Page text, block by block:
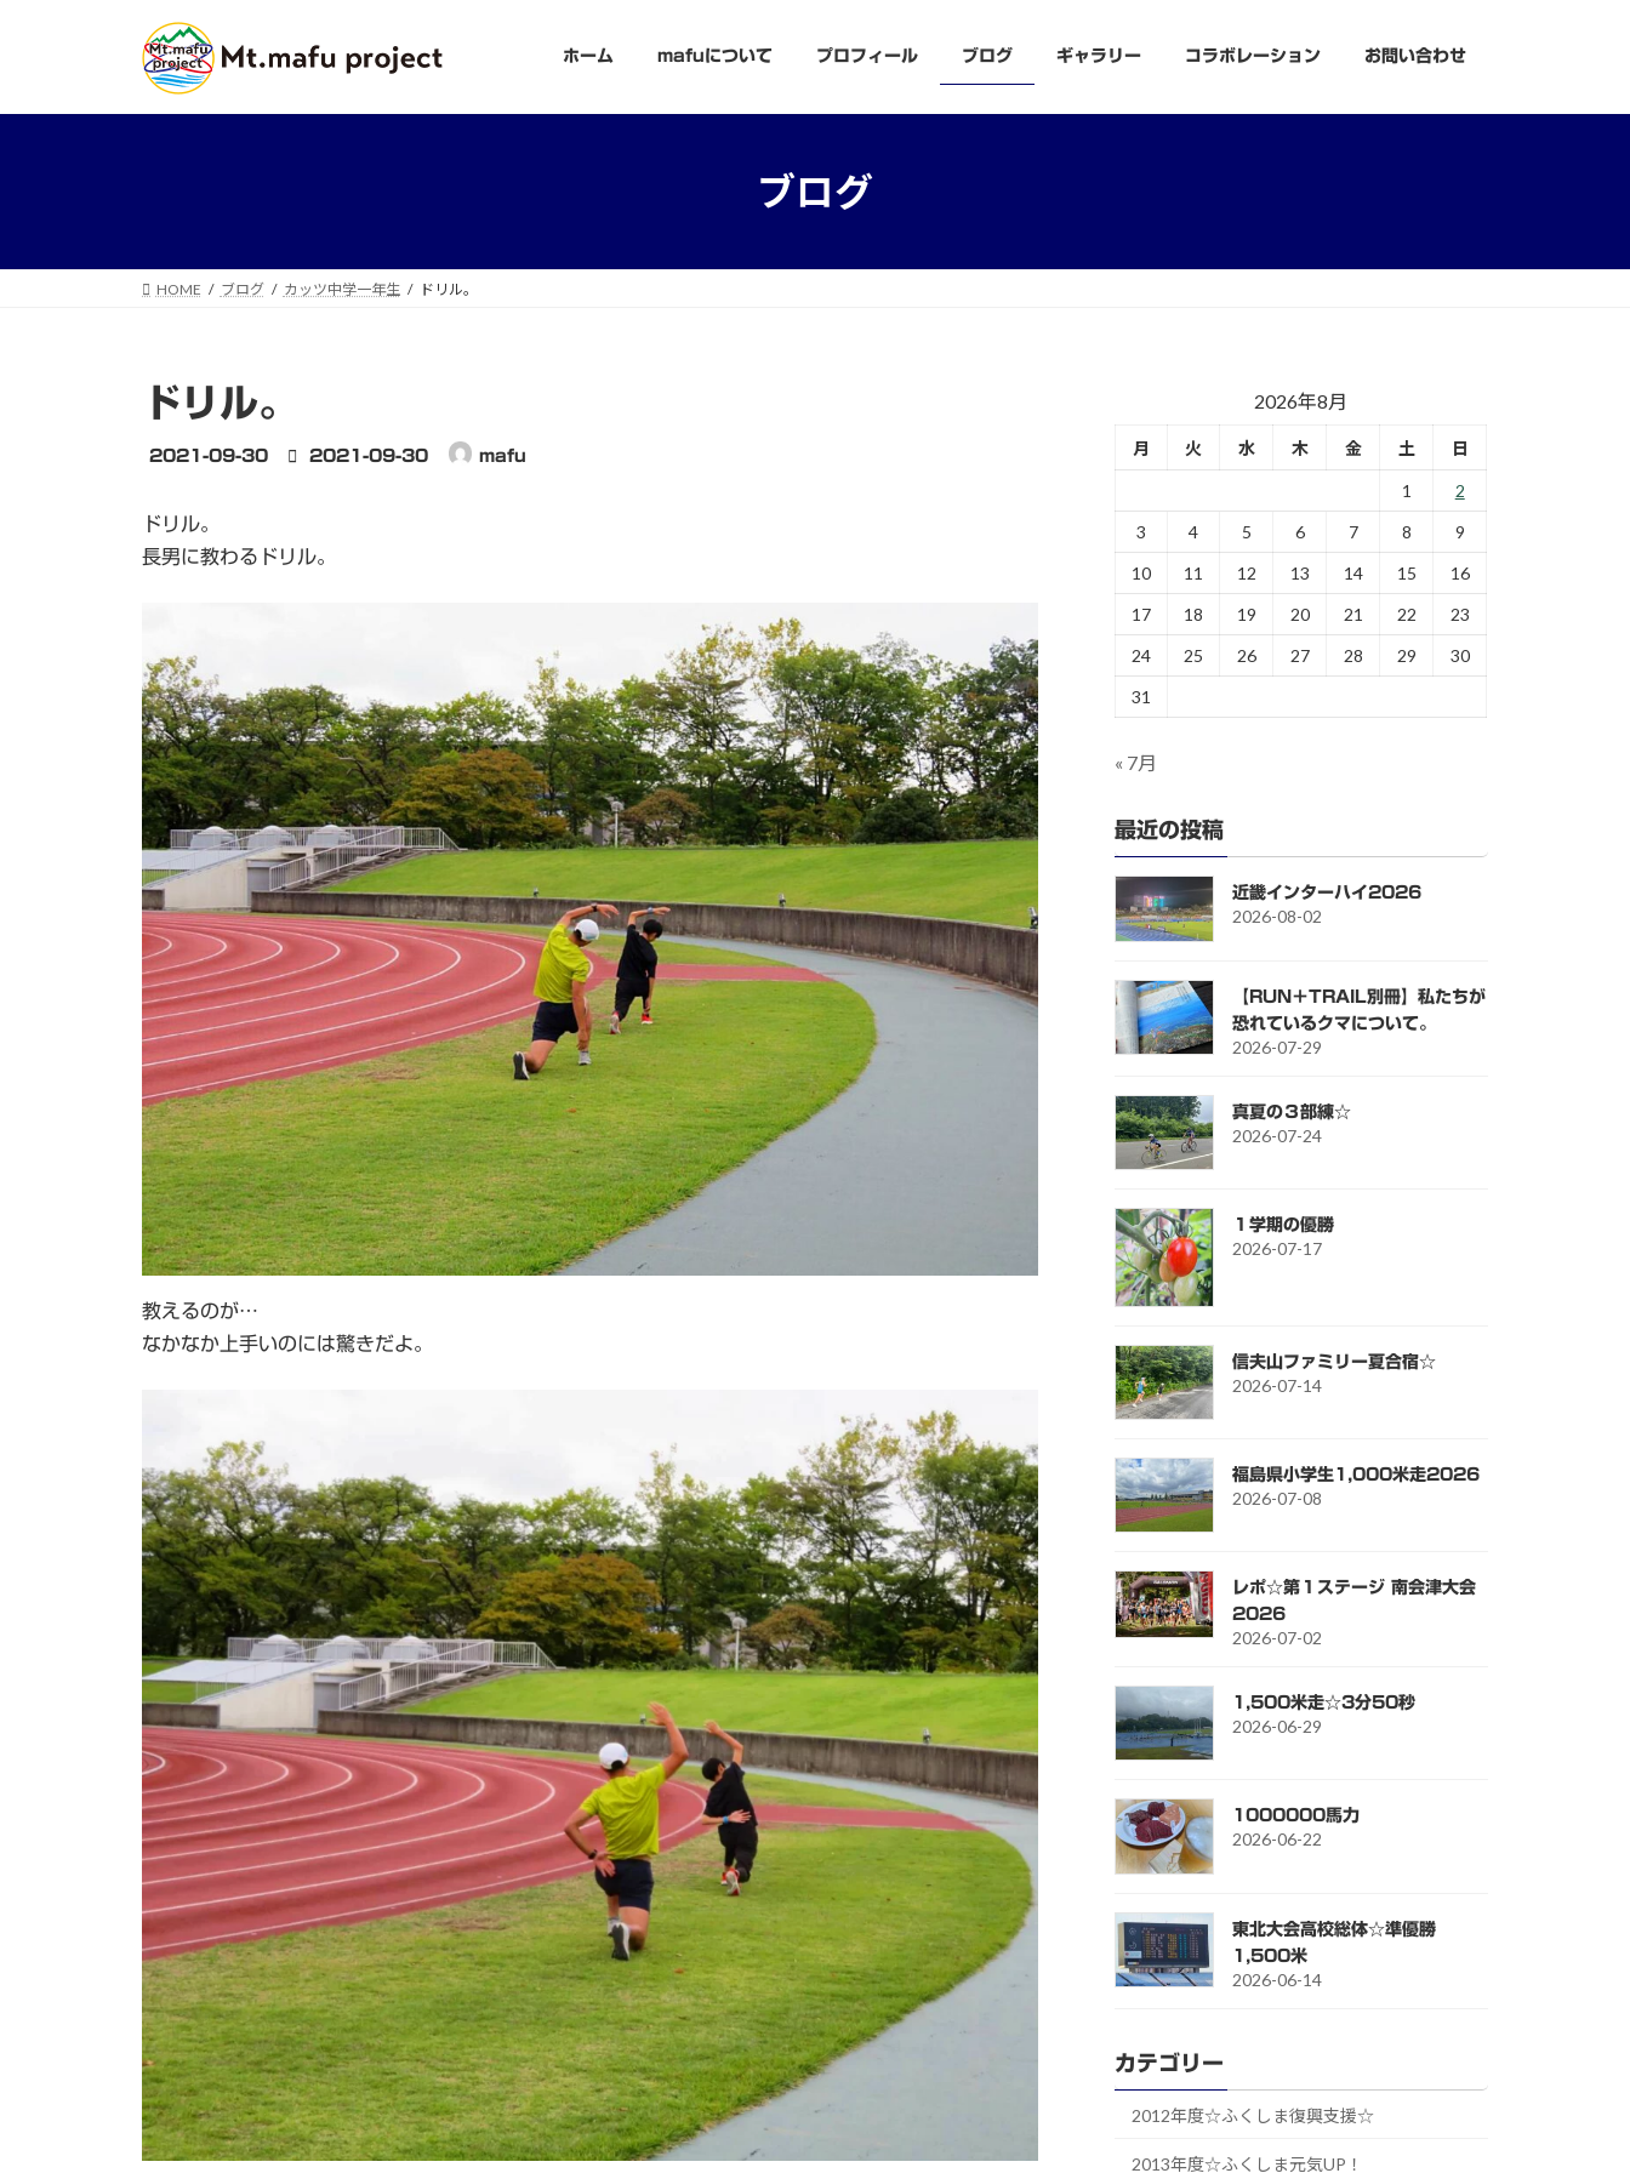
プ
動
ホーム mafuについて プロフィール ブログ ギャラリー コラボレーション お問い合わせ
ブログ
HOME ブログ カッツ中学一年生 ドリル。
ドリル。
2021-09-30
最
日
2021-09-30 mafu
ドリル。
長男に教わるドリル。
教えるのが…
なかなか上手いのには驚きだよ。
2026年8月
月 火 水 木 金 土 日
1
2
3
4 5 6 7 8
9
10
11 12 13 14 15
16
17
18 19 20 21 22
23
24
25 26 27 28 29
30
31
« 7月
最近の投稿
近畿インターハイ2026
2026-08-02
【RUN＋TRAIL別冊】私たちが
恐れているクマについて。
2026-07-29
真夏の３部練☆
2026-07-24
１学期の優勝
2026-07-17
信夫山ファミリー夏合宿☆
2026-07-14
福島県小学生1,000米走2026
2026-07-08
レポ☆第１ステージ 南会津大会
2026
2026-07-02
1,500米走☆3分50秒
2026-06-29
1000000馬力
2026-06-22
東北大会高校総体☆準優勝
1,500米
2026-06-14
カテゴリー
2012年度☆ふくしま復興支援☆
2013年度☆ふくしま元気UP！